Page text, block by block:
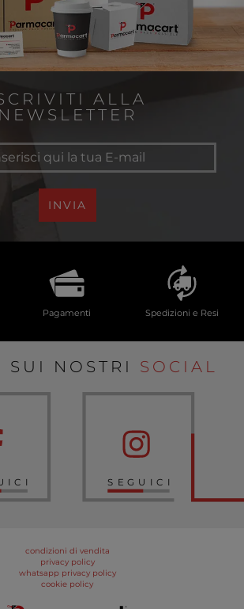
ALLA
NEWSLETTER
INVIA
Pagamenti Spedizioni e Resi
SUI NOSTRI SOCIAL
SEGUICI
condizioni di vendita
privacy policy
whatsapp privacy policy
cookie policy